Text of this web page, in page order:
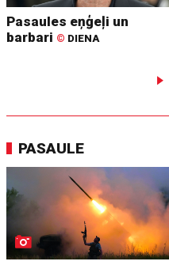
Pasaules eņģeļi un
barbari © DIENA
PASAULE